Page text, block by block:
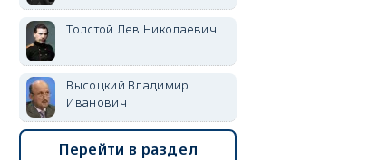
Толстой Лев Николаевич
Высоцкий Владимир
Иванович
Перейти в раздел